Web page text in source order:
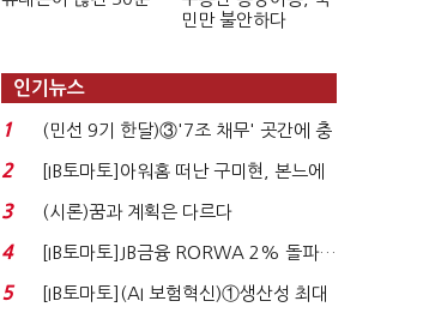
민만 불안하다
인기뉴스
1
(민선 9기 한달)③'7조 채무' 곳간에 충
격…추미애, 20년...
2
[IB토마토]아워홈 떠난 구미현, 본느에
340억 베팅…가...
3 (시론)꿈과 계획은 다르다
4
[IB토마토]JB금융 RORWA 2% 돌파…
실적 견인은 은행 ...
5
[IB토마토](AI 보험혁신)①생산성 최대